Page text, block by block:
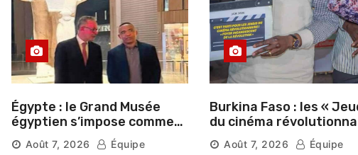
Égypte : le Grand Musée
égyptien s’impose comme
une vitrine du patrimoine
pharaonique auprès des
Août 7, 2026
Équipe
Burkina Faso : les «
du cinéma
lancés au Mémorial
Sankara
Août 7, 2026
Équipe